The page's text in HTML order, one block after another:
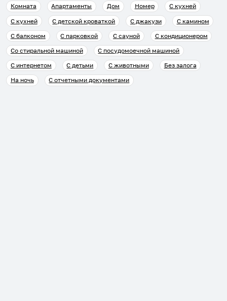
Комната
Апартаменты Дом Номер
С кухней
С кухней
С детской кроваткой С джакузи
С камином
С балконом
С парковкой С сауной
С кондиционером
Со стиральной машиной
С посудомоечной машиной
С интернетом
С детьми С животными
Без залога
На ночь
С отчетными документами